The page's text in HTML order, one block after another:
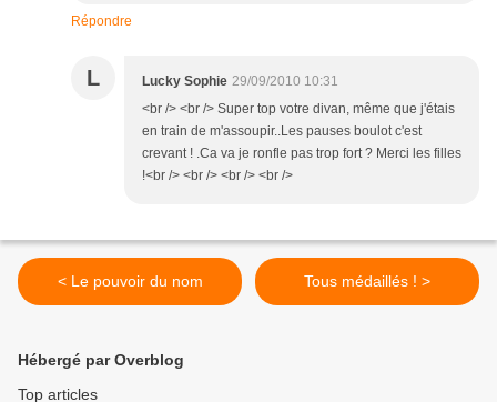
Répondre
L Lucky Sophie 29/09/2010 10:31
<br /> <br /> Super top votre divan, même que j'étais
en train de m'assoupir..Les pauses boulot c'est
crevant ! .Ca va je ronfle pas trop fort ? Merci les filles
!<br /> <br /> <br /> <br />
< Le pouvoir du nom Tous médaillés ! >
Hébergé par Overblog
Top articles